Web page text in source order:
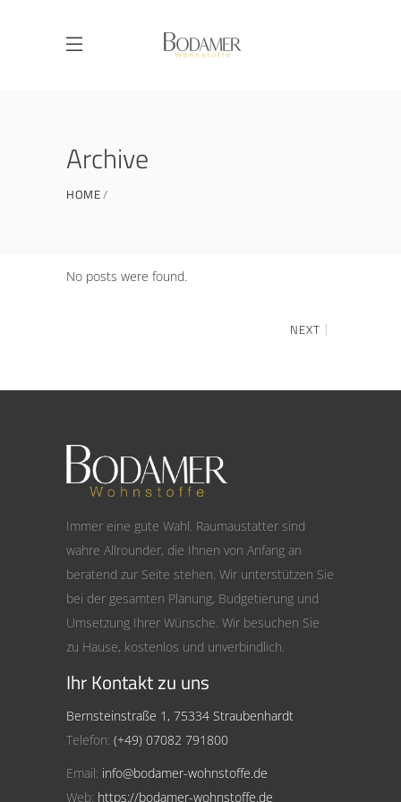
Archive
HOME
No posts were found.
NEXT
Immer eine gute Wahl. Raumaustatter sind
wahre Allrounder, die Ihnen von Anfang an
beratend zur Seite stehen. Wir unterstützen Sie
bei der gesamten Planung, Budgetierung und
Umsetzung Ihrer Wünsche. Wir besuchen Sie
zu Hause, kostenlos und unverbindlich.
Ihr Kontakt zu uns
Bernsteinstraße 1, 75334 Straubenhardt
Telefon: (+49) 07082 791800
Email: info@bodamer-wohnstoffe.de
Web: https://bodamer-wohnstoffe.de